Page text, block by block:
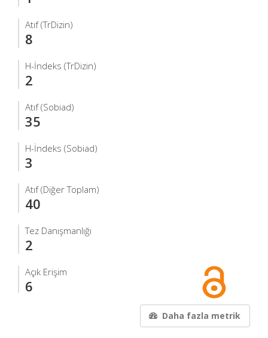
Atıf (TrDizin)
8
H-İndeks (TrDizin)
2
Atıf (Sobiad)
35
H-İndeks (Sobiad)
3
Atıf (Diğer Toplam)
40
Tez Danışmanlığı
2
Açık Erişim
6
Daha fazla metrik